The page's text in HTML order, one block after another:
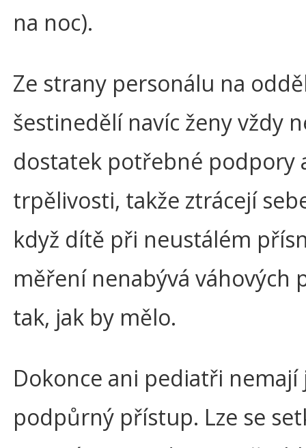
na noc).
Ze strany personálu na
šestinedělí navíc ženy vždy
dostatek potřebné podpory
trpělivosti, takže ztrácejí
když dítě při neustálém
měření nenabývá váhových
tak, jak by mělo.
Dokonce ani pediatři nemají
podpůrný přístup. Lze se